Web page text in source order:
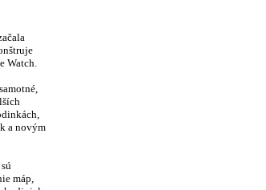
Watch.
a novým
máp,